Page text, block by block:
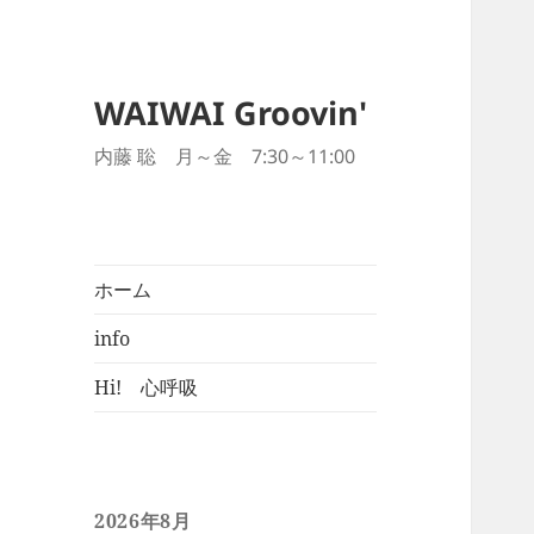
WAIWAI Groovin'
内藤 聡 月～金 7:30～11:00
ホーム
info
Hi! 心呼吸
2026年8月